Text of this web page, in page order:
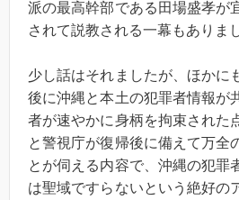
派の最高幹部である田場盛孝が
されて説教される一幕もありま
少し話はそれましたが、ほかに
後に沖縄と本土の犯罪者情報が
者が速やかに身柄を拘束された
と警視庁が復帰後に備えて万全
とが伺える内容で、沖縄の犯罪
は聖域ですらないという絶好の